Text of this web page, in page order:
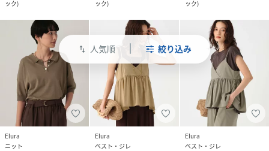
swap_vert 人気順 絞り込み
ック)
ック)
ック)
Elura
ニット
Elura
ベスト・ジレ
Elura
ベスト・ジレ